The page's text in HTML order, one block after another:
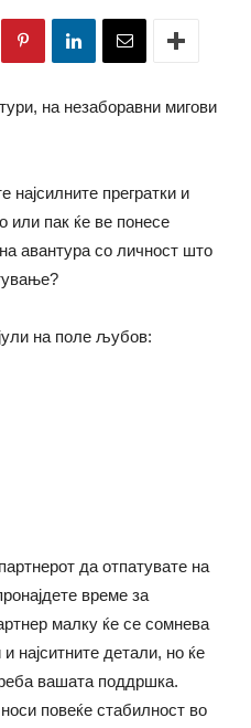
на незаборавни мигови
најсилните прегратки и
или пак ќе ве понесе
авантура со личност што
на поле љубов:
да отпатувате на
време за
малку ќе се сомнева
најситните детали, но ќе
вашата поддршка.
повеќе стабилност во